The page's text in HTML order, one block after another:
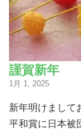
謹賀新年
1月 1, 2025
新年明けまして
平和賞に日本被